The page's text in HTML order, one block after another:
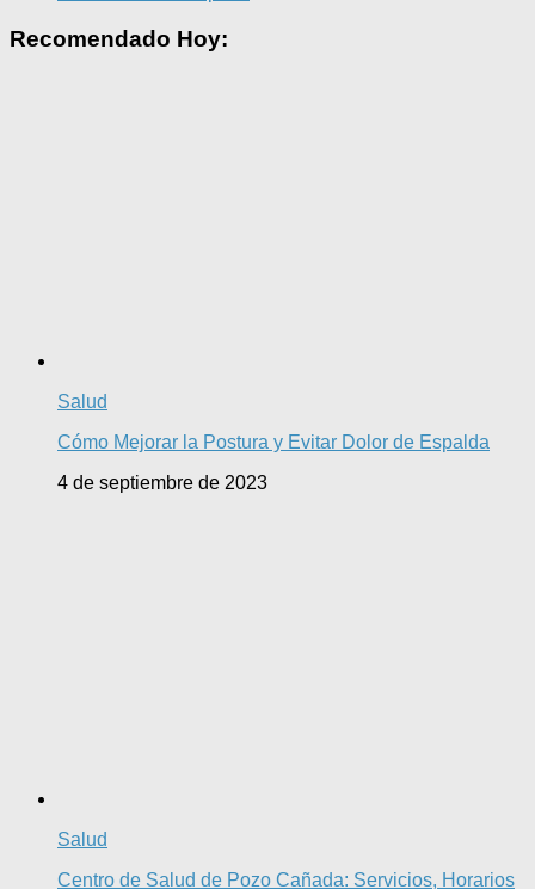
Recomendado Hoy:
Salud
Cómo Mejorar la Postura y Evitar Dolor de Espalda
4 de septiembre de 2023
Salud
Centro de Salud de Pozo Cañada: Servicios, Horarios